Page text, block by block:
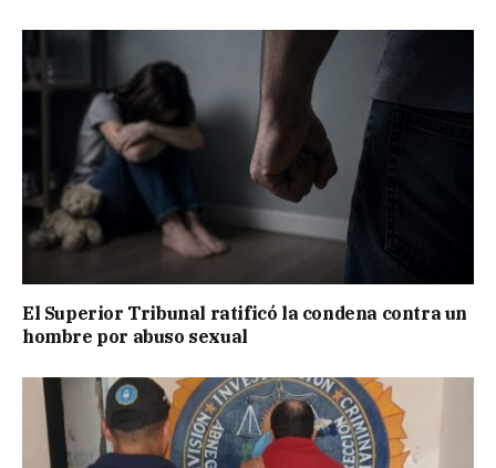
El Superior Tribunal ratificó la condena contra un
hombre por abuso sexual